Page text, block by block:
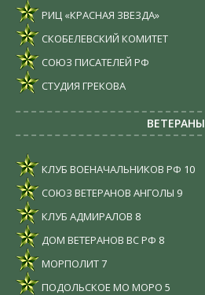
РИЦ «КРАСНАЯ ЗВЕЗДА»
СКОБЕЛЕВСКИЙ КОМИТЕТ
СОЮЗ ПИСАТЕЛЕЙ РФ
СТУДИЯ ГРЕКОВА
ВЕТЕРАНЫ
КЛУБ ВОЕНАЧАЛЬНИКОВ РФ 10
СОЮЗ ВЕТЕРАНОВ АНГОЛЫ 9
КЛУБ АДМИРАЛОВ 8
ДОМ ВЕТЕРАНОВ ВС РФ 8
МОРПОЛИТ7
ПОДОЛЬСКОЕ МО МОРО 5